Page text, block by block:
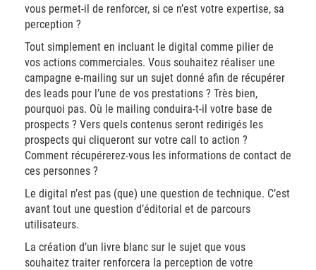
vous permet-il de renforcer, si ce n’est votre expertise, sa
perception ?
Tout simplement en incluant le digital comme pilier de
vos actions commerciales. Vous souhaitez réaliser une
campagne e-mailing sur un sujet donné afin de récupérer
des leads pour l’une de vos prestations ? Très bien,
pourquoi pas. Où le mailing conduira-t-il votre base de
prospects ? Vers quels contenus seront redirigés les
prospects qui cliqueront sur votre call to action ?
Comment récupérerez-vous les informations de contact de
ces personnes ?
Le digital n’est pas (que) une question de technique. C’est
avant tout une question d’éditorial et de parcours
utilisateurs.
La création d’un livre blanc sur le sujet que vous
souhaitez traiter renforcera la perception de votre